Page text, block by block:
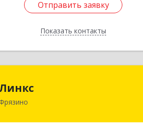
Отправить заявку
Показать контакты
Отправить заявку
Назад
141190, Московская обл, Фрязино г,